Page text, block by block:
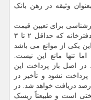
وثیقه در رهن بانک
برای تعیین قیمت
هر هواپیما وجود دارد، هم هزینه ثبت در دفترخانه که حداقل ۲ تا ۳
یکی از موانع می باشد
تنها مانع این نیست.
اصل باز پرداخت این
اگر پرداخت نشود و تأخیر در
وجود داشته باشد، با سود ۲۶ درصد دریافت خواهد شد. در
است و طبیعتاً ریسک